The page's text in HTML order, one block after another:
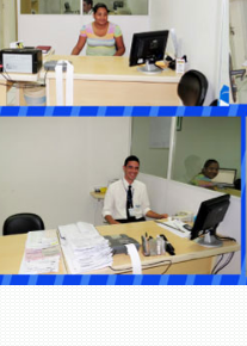
parceria entre o Governo
avanços concretos para
fundiária. Quem ganha